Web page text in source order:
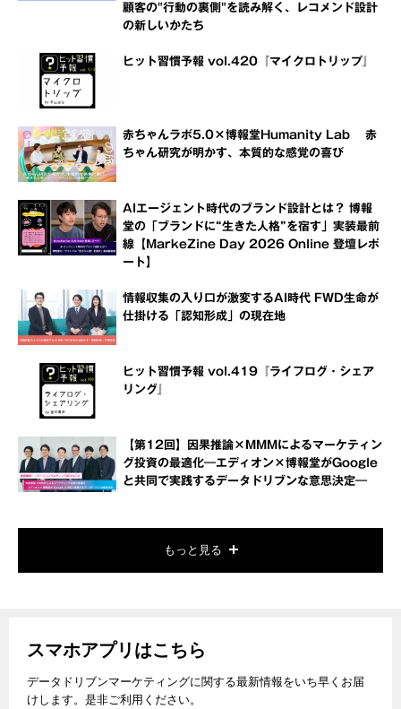
顧客の"行動の裏側"を読み解く、レコメンド設計
の新しいかたち
ヒット習慣予報 vol.420『マイクロトリップ』
赤ちゃんラボ5.0×博報堂Humanity Lab 赤
ちゃん研究が明かす、本質的な感覚の喜び
AIエージェント時代のブランド設計とは？ 博報
堂の「ブランドに“生きた人格”を宿す」実装最前
線【MarkeZine Day 2026 Online 登壇レポ
ート】
情報収集の入り口が激変するAI時代 FWD生命が
仕掛ける「認知形成」の現在地
ヒット習慣予報 vol.419『ライフログ・シェア
リング』
【第12回】因果推論×MMMによるマーケティン
グ投資の最適化―エディオン×博報堂がGoogle
と共同で実践するデータドリブンな意思決定―
もっと見る
スマホアプリはこちら
データドリブンマーケティングに関する最新情報をいち早くお届
けします。是非ご利用ください。